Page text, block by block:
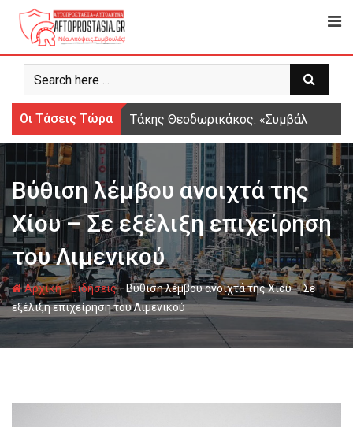
Ψάχνω
για...
Οι Τάσεις Τώρα Τάκης Θεοδωρικάκος: «Συμβάλλουμε
Βύθιση λέμβου ανοιχτά της
Χίου – Σε εξέλιξη επιχείρηση
του Λιμενικού
Αρχική-Ειδήσεις- Βύθιση λέμβου ανοιχτά της Χίου – Σε
εξέλιξη επιχείρηση του Λιμενικού